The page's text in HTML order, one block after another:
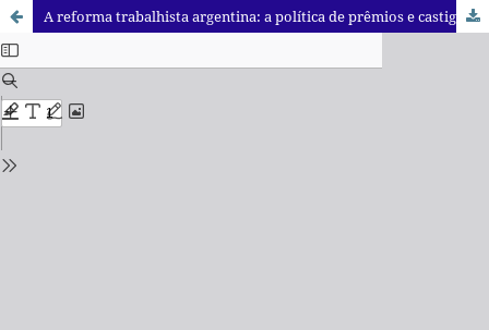
A reforma trabalhista argentina: a política de prêmios e castigos